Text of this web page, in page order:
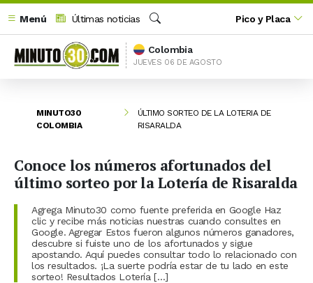
Menú
Últimas noticias
Buscar
Pico y Placa
Colombia
JUEVES 06 DE AGOSTO
MINUTO30
COLOMBIA
ÚLTIMO SORTEO DE LA LOTERIA DE
RISARALDA
Conoce los números afortunados del
último sorteo por la Lotería de Risaralda
Agrega Minuto30 como fuente preferida en Google Haz
clic y recibe más noticias nuestras cuando consultes en
Google. Agregar Estos fueron algunos números ganadores,
descubre si fuiste uno de los afortunados y sigue
apostando. Aquí puedes consultar todo lo relacionado con
los resultados. ¡La suerte podría estar de tu lado en este
sorteo! Resultados Lotería […]